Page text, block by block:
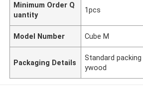
Minimum Order Q
uantity
1pcs
Model Number Cube M
Packaging Details
Standard
ywood